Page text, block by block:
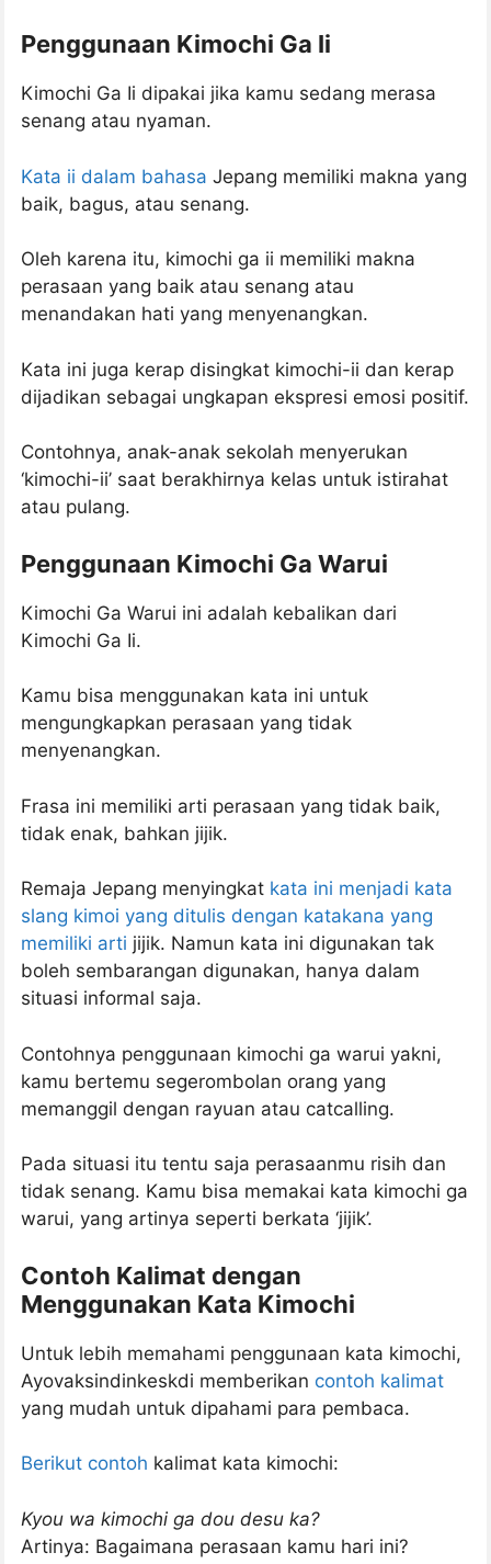
Penggunaan Kimochi Ga Ii
Kimochi Ga Ii dipakai jika kamu sedang merasa
senang atau nyaman.
Kata ii dalam bahasa Jepang memiliki makna yang
baik, bagus, atau senang.
Oleh karena itu, kimochi ga ii memiliki makna
perasaan yang baik atau senang atau
menandakan hati yang menyenangkan.
Kata ini juga kerap disingkat kimochi-ii dan kerap
dijadikan sebagai ungkapan ekspresi emosi positif.
Contohnya, anak-anak sekolah menyerukan
‘kimochi-ii’ saat berakhirnya kelas untuk istirahat
atau pulang.
Penggunaan Kimochi Ga Warui
Kimochi Ga Warui ini adalah kebalikan dari
Kimochi Ga Ii.
Kamu bisa menggunakan kata ini untuk
mengungkapkan perasaan yang tidak
menyenangkan.
Frasa ini memiliki arti perasaan yang tidak baik,
tidak enak, bahkan jijik.
Remaja Jepang menyingkat kata ini menjadi kata
slang kimoi yang ditulis dengan katakana yang
memiliki arti jijik. Namun kata ini digunakan tak
boleh sembarangan digunakan, hanya dalam
situasi informal saja.
Contohnya penggunaan kimochi ga warui yakni,
kamu bertemu segerombolan orang yang
memanggil dengan rayuan atau catcalling.
Pada situasi itu tentu saja perasaanmu risih dan
tidak senang. Kamu bisa memakai kata kimochi ga
warui, yang artinya seperti berkata ‘jijik’.
Contoh Kalimat dengan
Menggunakan Kata Kimochi
Untuk lebih memahami penggunaan kata kimochi,
Ayovaksindinkeskdi memberikan contoh kalimat
yang mudah untuk dipahami para pembaca.
Berikut contoh kalimat kata kimochi:
Kyou wa kimochi ga dou desu ka?
Artinya: Bagaimana perasaan kamu hari ini?